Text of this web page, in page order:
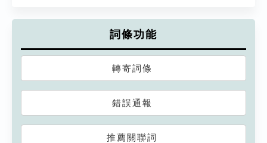
詞條功能
轉寄詞條
錯誤通報
推薦關聯詞